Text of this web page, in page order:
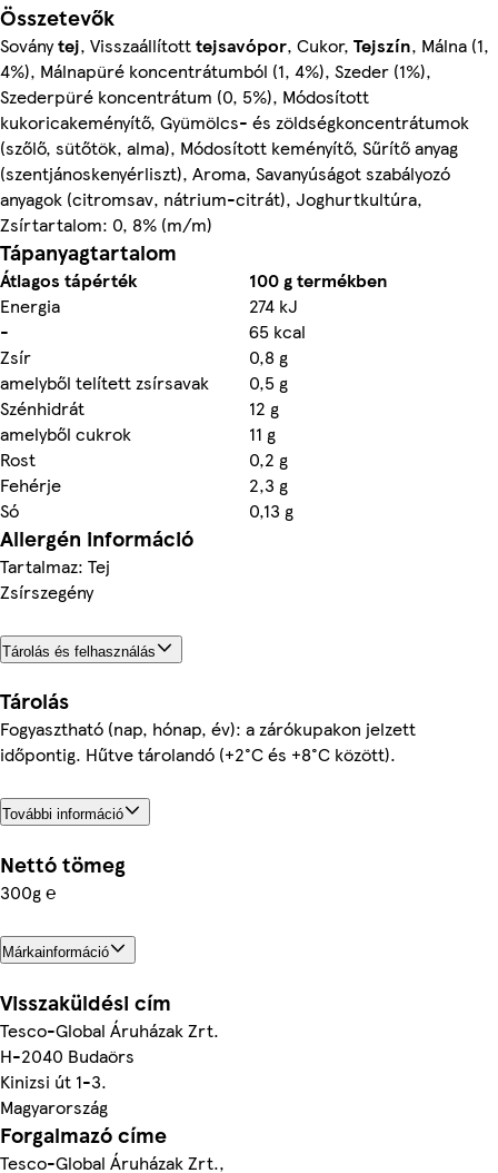
Összetevők
Soványtej, Visszaállítotttejsavópor, Cukor, Tejszín, Málna (1,
4%), Málnapüré koncentrátumból (1, 4%), Szeder (1%),
Szederpüré koncentrátum (0, 5%), Módosított
kukoricakeményítő, Gyümölcs- és zöldségkoncentrátumok
(szőlő, sütőtök, alma), Módosított keményítő, Sűrítő anyag
(szentjánoskenyérliszt), Aroma, Savanyúságot szabályozó
anyagok (citromsav, nátrium-citrát), Joghurtkultúra,
Zsírtartalom: 0, 8% (m/m)
Tápanyagtartalom
Átlagos tápérték
100 g termékben
Energia
274 kJ
-
65 kcal
Zsír
0,8 g
amelyből telített zsírsavak
0,5 g
Szénhidrát
12 g
amelyből cukrok
11 g
Rost
0,2 g
Fehérje
2,3 g
Só
0,13 g
Allergén információ
Tartalmaz: Tej
Zsírszegény
Tárolás és felhasználás
Tárolás
Fogyasztható (nap, hónap, év): a zárókupakon jelzett
időpontig. Hűtve tárolandó (+2°C és +8°C között).
További információ
Nettó tömeg
300g ℮
Márkainformáció
Visszaküldési cím
Tesco-Global Áruházak Zrt.
H-2040 Budaörs
Kinizsi út 1-3.
Magyarország
Forgalmazó címe
Tesco-Global Áruházak Zrt.,